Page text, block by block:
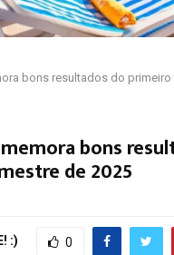
bons resultados do primeiro
bons
de 2025
:) 0